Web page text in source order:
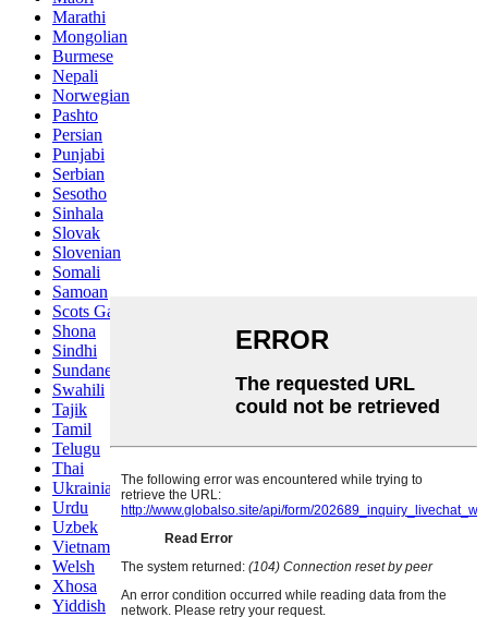
Marathi
Mongolian
Burmese
Nepali
Norwegian
Pashto
Persian
Punjabi
Serbian
Sesotho
Sinhala
Slovak
Slovenian
Somali
Samoan
Scots Gaelic
Shona
Sindhi
Sundanese
Swahili
Tajik
Tamil
Telugu
Thai
Ukrainian
Urdu
Uzbek
Vietnamese
Welsh
Xhosa
Yiddish